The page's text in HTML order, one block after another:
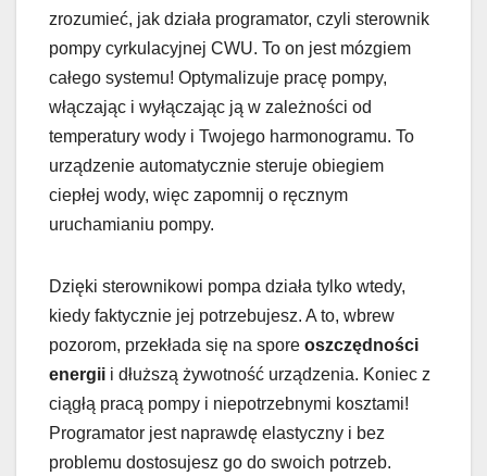
zrozumieć, jak działa programator, czyli sterownik
pompy cyrkulacyjnej CWU. To on jest mózgiem
całego systemu! Optymalizuje pracę pompy,
włączając i wyłączając ją w zależności od
temperatury wody i Twojego harmonogramu. To
urządzenie automatycznie steruje obiegiem
ciepłej wody, więc zapomnij o ręcznym
uruchamianiu pompy.
Dzięki sterownikowi pompa działa tylko wtedy,
kiedy faktycznie jej potrzebujesz. A to, wbrew
pozorom, przekłada się na spore oszczędności
energii i dłuższą żywotność urządzenia. Koniec z
ciągłą pracą pompy i niepotrzebnymi kosztami!
Programator jest naprawdę elastyczny i bez
problemu dostosujesz go do swoich potrzeb.